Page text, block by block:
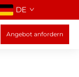
DE
Angebot anfordern